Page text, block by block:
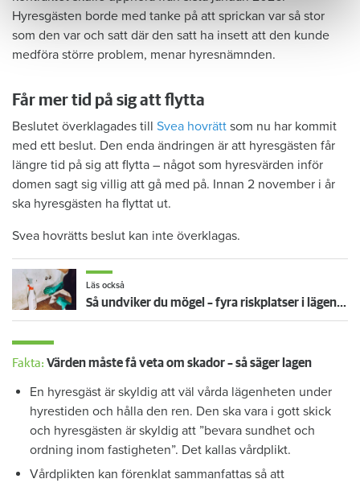
Hyresgästen borde med tanke på att sprickan var så stor
som den var och satt där den satt ha insett att den kunde
medföra större problem, menar hyresnämnden.
Får mer tid på sig att flytta
Beslutet överklagades till Svea hovrätt som nu har kommit
med ett beslut. Den enda ändringen är att hyresgästen får
längre tid på sig att flytta – något som hyresvärden inför
domen sagt sig villig att gå med på. Innan 2 november i år
ska hyresgästen ha flyttat ut.
Svea hovrätts beslut kan inte överklagas.
Läs också
Så undviker du mögel – fyra riskplatser i lägenheten: ”Måste städa bort”
Fakta: Värden måste få veta om skador – så säger lagen
En hyresgäst är skyldig att väl vårda lägenheten under
hyrestiden och hålla den ren. Den ska vara i gott skick
och hyresgästen är skyldig att ”bevara sundhet och
ordning inom fastigheten”. Det kallas vårdplikt.
Vårdplikten kan förenklat sammanfattas så att